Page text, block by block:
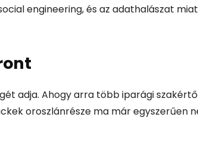
engineering, és az adathalászat
adja. Ahogy arra több iparági szakértő
oroszlánrésze ma már egyszerűen